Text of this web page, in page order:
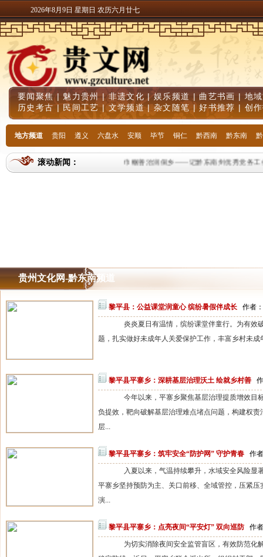
2026年8月9日 星期日 农历六月廿七
要闻聚焦| 魅力贵州|非遗文化 |娱乐频道 | 曲艺书画 | 地
历史考古 | 民间工艺 |文学频道|杂文随笔 |好书推荐 | 创
地方频道 贵阳 遵义 六盘水 安顺 毕节 铜仁 黔西南 黔东南
滚动新闻： 巾帼善治润侗乡——记黔东南州优秀党务工
贵州文化网-黔东南频道
黎平县：公益课堂润童心 缤纷暑假伴成长 作者
炎炎夏日有温情，缤纷课堂伴童行。为有效破
题，扎实做好未成年人关爱保护工作，丰富乡村未
黎平县平寨乡：深耕基层治理沃土 绘就乡村善
今年以来，平寨乡聚焦基层治理提质增效目
负提效，靶向破解基层治理难点堵点问题，构建权
层...
黎平县平寨乡：筑牢安全“防护网” 守护青春 作
入夏以来，气温持续攀升，水域安全风险显
平寨乡坚持预防为主、关口前移、全域管控，压紧
演...
黎平县平寨乡：点亮夜间“平安灯” 双向巡防 作
为切实消除夜间安全监管盲区，有效防范化